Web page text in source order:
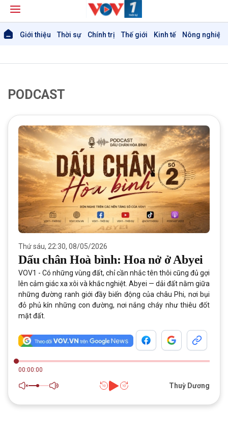
Giới thiệu Thời sự Chính trị Thế giới Kinh tế Nông nghiệp
PODCAST
Thứ sáu, 22:30, 08/05/2026
Dấu chân Hoà bình: Hoa nở ở Abyei
VOV1 - Có những vùng đất, chỉ cần nhắc tên thôi cũng đủ gợi
lên cảm giác xa xôi và khắc nghiệt. Abyei — dải đất nằm giữa
những đường ranh giới đầy biến động của châu Phi, nơi bụi
đỏ phủ kín những con đường, nơi nắng cháy như thiêu đốt
mặt đất.
00:00:00
Thuỳ Dương